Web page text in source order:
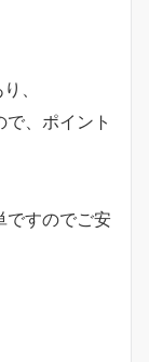
、
、ポイント
ですのでご安